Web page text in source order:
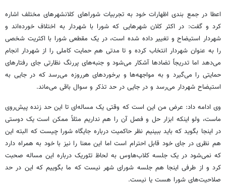
اعطا در جمع بندی اظهارات خود به تجربیات شوراهای کلانشهرهای مختلف اشاره
کرد و گفت: در اکثر کلان شهرهایی که شورا با شهردار به اختلاف خورده‌اند و
شهردار استیضاح و تغییر داده شده است، در یک مقطعی شورا با اکثریت شخصی
را به عنوان شهردار انتخاب کرده و تا مدتی هم حمایت کاملی را از شهردار انجام
می‌دهد اما تدریجاً تضادها آشکار می‌شود و جنبه‌های پررنگ نظارتی جای رفتارهای
حمایتی را می‌گیرد و به مواجهه‌ها و برخوردهای هرروزه می‌رسد که در جایی به
استیضاح شهردار می‌رسد و در جایی در حد تذکر و سوال باقی می‌ماند.
وی ادامه داد: عرض من این است که وقتی یک مساله‌ای تا این حد زنده پیش‌روی
ماست، ولو اینکه ابزار حل و فصل آن را هم نداریم مثلاً ممکن است یک دوستی
در اینجا بگوید که باید ببینیم نظر حاکمیت درباره جایگاه شورا چیست که البته این
هم نظری در جای خود قابل احترام است اما این معنا را نیز با خود به همراه دارد
که نمی‌شود در یک جلسه کلاب‌هاوس به لحاظ تئوریک درباره این مساله صحبت
کرد و از طرفی اینجا هم جلسه شورای شهر نیست که ما بگوییم که این در حد
صلاحیت‌های شورا هست یا نیست.